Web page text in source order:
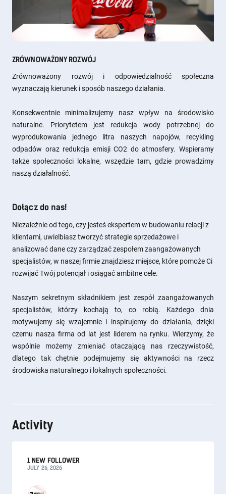
ZRÓWNOWAŻONY ROZWÓJ
Zrównoważony rozwój i odpowiedzialność społeczna
wyznaczają kierunek i sposób naszego działania.
Konsekwentnie minimalizujemy nasz wpływ na środowisko
naturalne. Priorytetem jest redukcja wody potrzebnej do
wyprodukowania jednego litra naszych napojów, recykling
odpadów oraz redukcja emisji CO2 do atmosfery. Wspieramy
także społeczności lokalne, wszędzie tam, gdzie prowadzimy
naszą działalność.
Dołącz do nas!
Niezależnie od tego, czy jesteś ekspertem w budowaniu relacji z
klientami, uwielbiasz tworzyć strategie sprzedażowe i
analizować dane czy zarządzać zespołem zaangażowanych
specjalistów, w naszej firmie znajdziesz miejsce, które pomoże Ci
rozwijać Twój potencjał i osiągać ambitne cele.
Naszym sekretnym składnikiem jest zespół zaangażowanych
specjalistów, którzy kochają to, co robią. Każdego dnia
motywujemy się wzajemnie i inspirujemy do działania, dzięki
czemu nasza firma od lat jest liderem na rynku. Wierzymy, że
wspólnie możemy zmieniać otaczającą nas rzeczywistość,
dlatego tak chętnie podejmujemy się aktywności na rzecz
środowiska naturalnego i lokalnych społeczności.
Activity
1 NEW FOLLOWER
JULY 26, 2026